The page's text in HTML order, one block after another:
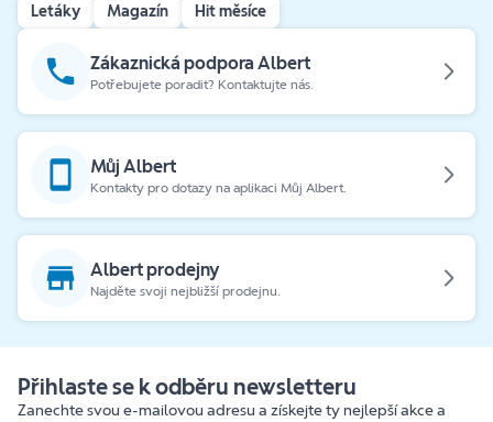
Letáky Magazín Hit měsíce
Zákaznická podpora Albert
Potřebujete poradit? Kontaktujte nás.
Můj Albert
Kontakty pro dotazy na aplikaci Můj Albert.
Albert prodejny
Najděte svoji nejbližší prodejnu.
Přihlaste se k odběru newsletteru
Zanechte svou e-mailovou adresu a získejte ty nejlepší akce a